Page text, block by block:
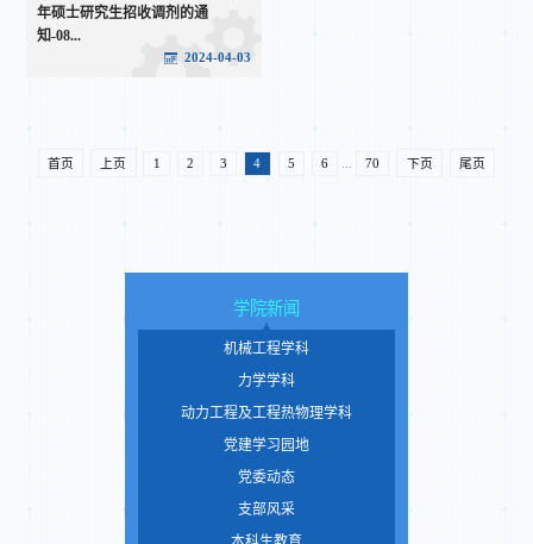
年硕士研究生招收调剂的通
知-08...
2024-04-03
首页 上页 1 2 3 4 5 6 70 下页 尾页
学院新闻
机械工程学科
力学学科
动力工程及工程热物理学科
党建学习园地
党委动态
支部风采